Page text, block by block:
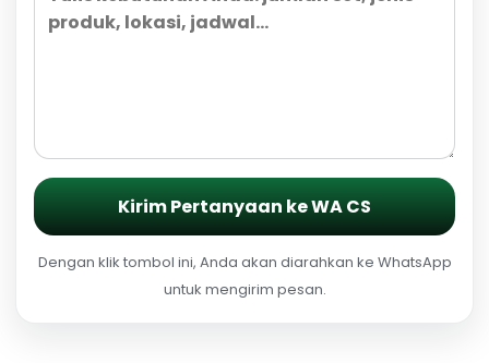
Kirim Pertanyaan ke WA CS
Dengan klik tombol ini, Anda akan diarahkan ke WhatsApp
untuk mengirim pesan.